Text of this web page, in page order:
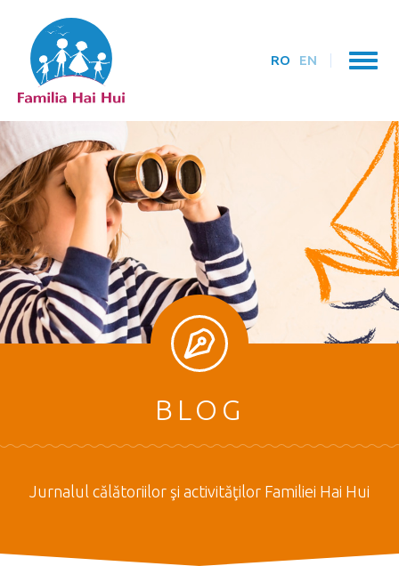
RO EN
BLOG
Jurnalul călătoriilor şi activităţilor Familiei Hai Hui